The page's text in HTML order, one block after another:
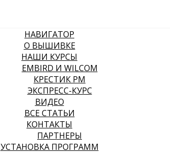
НАВИГАТОР
О ВЫШИВКЕ
НАШИ КУРСЫ
EMBIRD И WILCOM
КРЕСТИК PM
ЭКСПРЕСС-КУРС
ВИДЕО
ВСЕ СТАТЬИ
КОНТАКТЫ
ПАРТНЕРЫ
УСТАНОВКА ПРОГРАММ